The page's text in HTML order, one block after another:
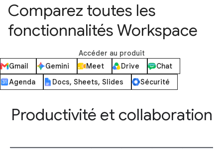
Comparez toutes les
fonctionnalités Workspace
Accéder au produit
Gmail
Gemini Meet Drive
Chat
Agenda
Docs, Sheets, Slides Sécurité
Productivité et collaboration